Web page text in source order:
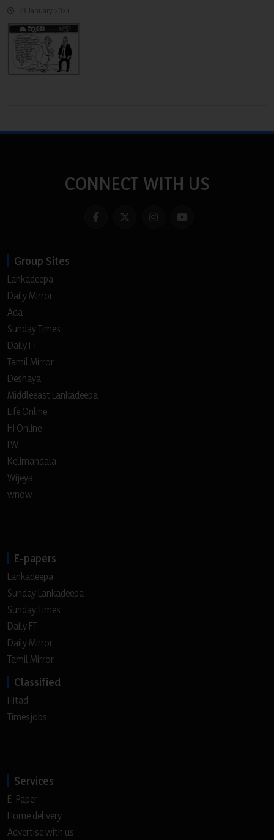
23 January 2024
CONNECT WITH US
Group Sites
Lankadeepa
Daily Mirror
Ada
Sunday Times
Daily FT
Tamil Mirror
Deshaya
Middleeast Lankadeepa
Life Online
Hi Online
LW
Kelimandala
Wijeya
wnow
E-papers
Lankadeepa
Sunday Lankadeepa
Sunday Times
Daily FT
Daily Mirror
Tamil Mirror
Classified
Hitad
Timesjobs
Services
E-Paper
Home delivery
Advertise with us